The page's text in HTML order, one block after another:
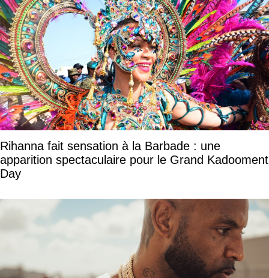
Rihanna fait sensation à la Barbade : une
apparition spectaculaire pour le Grand Kadooment
Day